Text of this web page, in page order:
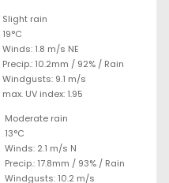
Slight rain
19°C
Winds: 1.8 m/s NE
Precip.: 10.2mm / 92% / Rain
Windgusts: 9.1 m/s
max. UV index: 1.95
Moderate rain
13°C
Winds: 2.1 m/s N
Precip.: 17.8mm / 93% / Rain
Windgusts: 10.2 m/s